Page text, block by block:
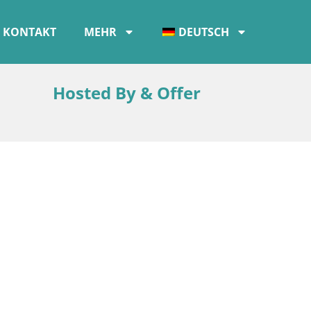
KONTAKT MEHR DEUTSCH
Hosted By & Offer